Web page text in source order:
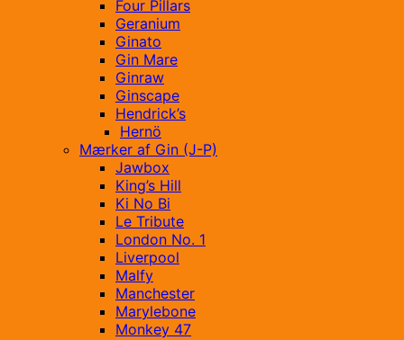
Four Pillars
Geranium
Ginato
Gin Mare
Ginraw
Ginscape
Hendrick’s
Hernö
Mærker af Gin (J-P)
Jawbox
King’s Hill
Ki No Bi
Le Tribute
London No. 1
Liverpool
Malfy
Manchester
Marylebone
Monkey 47